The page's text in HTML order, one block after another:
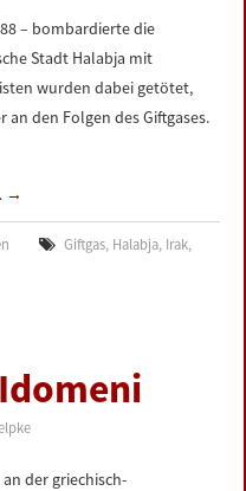
– bombardierte die
Stadt Halabja mit
wurden dabei getötet,
den Folgen des Giftgases.
→
Giftgas, Halabja, Irak,
der griechisch-